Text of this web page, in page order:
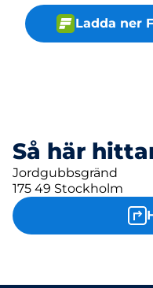
Ladda ner
Så här
Jordgubbsgränd
175 49 Stockholm